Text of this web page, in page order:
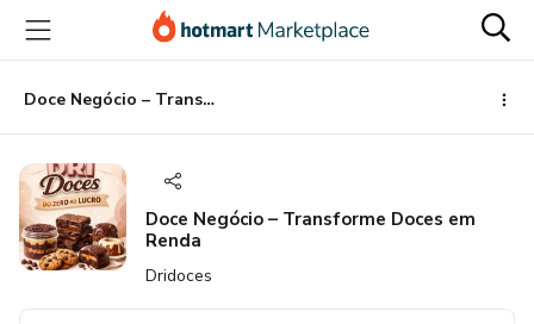
para
conteúdo
principal
para
pagamento
para
rodapé
Doce Negócio – Transforme Doces em Renda
Doce Negócio – Transforme Doces em
Renda
Dridoces